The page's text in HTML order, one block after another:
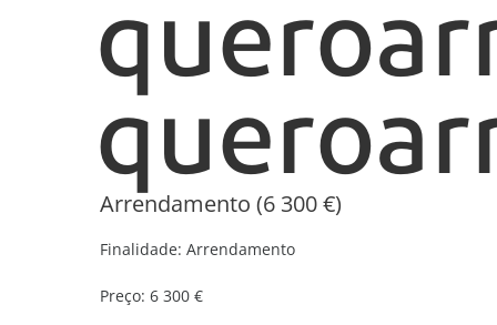
Arrendamento (6 300 €)
Finalidade: Arrendamento
Preço: 6 300 €